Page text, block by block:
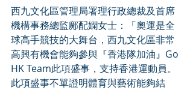
西九文化區管理局署理行政總裁及首席
機構事務總監鄺配嫻女士：「奧運是全
球高手競技的大舞台，西九文化區非常
高興有機會能夠參與『香港隊加油』Go
HK Team此項盛事，支持香港運動員。
此項盛事不單證明體育與藝術能夠結